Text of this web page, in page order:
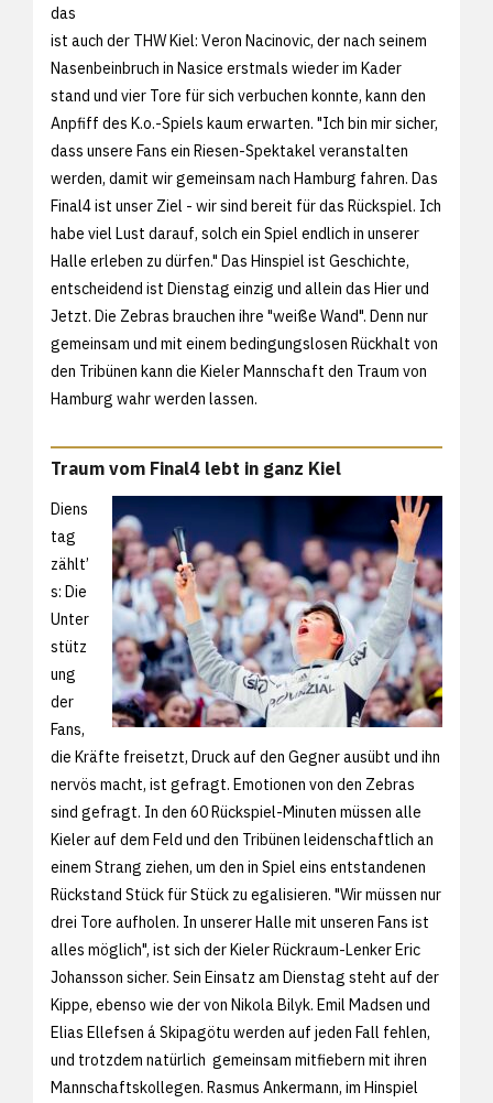
das
ist auch der THW Kiel: Veron Nacinovic, der nach seinem
Nasenbeinbruch in Nasice erstmals wieder im Kader
stand und vier Tore für sich verbuchen konnte, kann den
Anpfiff des K.o.-Spiels kaum erwarten. "Ich bin mir sicher,
dass unsere Fans ein Riesen-Spektakel veranstalten
werden, damit wir gemeinsam nach Hamburg fahren. Das
Final4 ist unser Ziel - wir sind bereit für das Rückspiel. Ich
habe viel Lust darauf, solch ein Spiel endlich in unserer
Halle erleben zu dürfen." Das Hinspiel ist Geschichte,
entscheidend ist Dienstag einzig und allein das Hier und
Jetzt. Die Zebras brauchen ihre "weiße Wand". Denn nur
gemeinsam und mit einem bedingungslosen Rückhalt von
den Tribünen kann die Kieler Mannschaft den Traum von
Hamburg wahr werden lassen.
Traum vom Final4 lebt in ganz Kiel
Diens
tag
zählt’
s: Die
Unter
stütz
ung
der
Fans,
die Kräfte freisetzt, Druck auf den Gegner ausübt und ihn
nervös macht, ist gefragt. Emotionen von den Zebras
sind gefragt. In den 60 Rückspiel-Minuten müssen alle
Kieler auf dem Feld und den Tribünen leidenschaftlich an
einem Strang ziehen, um den in Spiel eins entstandenen
Rückstand Stück für Stück zu egalisieren. "Wir müssen nur
drei Tore aufholen. In unserer Halle mit unseren Fans ist
alles möglich", ist sich der Kieler Rückraum-Lenker Eric
Johansson sicher. Sein Einsatz am Dienstag steht auf der
Kippe, ebenso wie der von Nikola Bilyk. Emil Madsen und
Elias Ellefsen á Skipagötu werden auf jeden Fall fehlen,
und trotzdem natürlich gemeinsam mitfiebern mit ihren
Mannschaftskollegen. Rasmus Ankermann, im Hinspiel